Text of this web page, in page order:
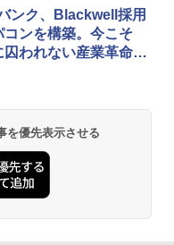
P40i オフホワイト
feat. Flo Milli, ATL Jacob
定】 い・ろ・は・す 2L P
本
ナジウム含有 水 ミネラル
ボトル 静岡県産 500ミリリ
17巻 (デジタル版ビッグガ
)
ンク、Blackwell採用
ンを構築。今こそ
囚われない産業革命の
を優先表示させる